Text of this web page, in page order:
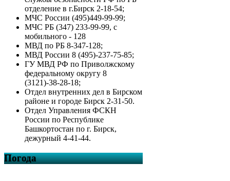
отделение в г.Бирск 2-18-54;
МЧС России (495)449-99-99;
МЧС РБ (347) 233-99-99, с
мобильного - 128
МВД по РБ 8-347-128;
МВД России 8 (495)-237-75-85;
ГУ МВД РФ по Приволжскому
федеральному округу 8
(3121)-38-28-18;
Отдел внутренних дел в Бирском
районе и городе Бирск 2-31-50.
Отдел Управления ФСКН
России по Республике
Башкортостан по г. Бирск,
дежурный 4-41-44.
Погода